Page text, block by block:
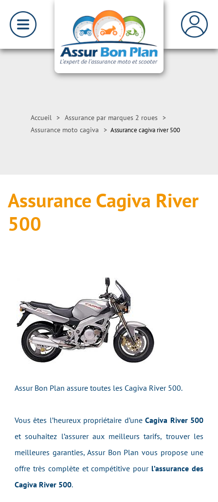
Accueil > Assurance par marques 2 roues >
Assurance moto cagiva
> Assurance cagiva river 500
Assurance Cagiva River
500
Assur Bon Plan assure toutes les Cagiva River 500.
Vous êtes l’heureux propriétaire d’uneCagiva River 500
et souhaitez l’assurer aux meilleurs tarifs, trouver les
meilleures garanties, Assur Bon Plan vous propose une
offre très complète et compétitive pour l’assurance des
Cagiva River 500.